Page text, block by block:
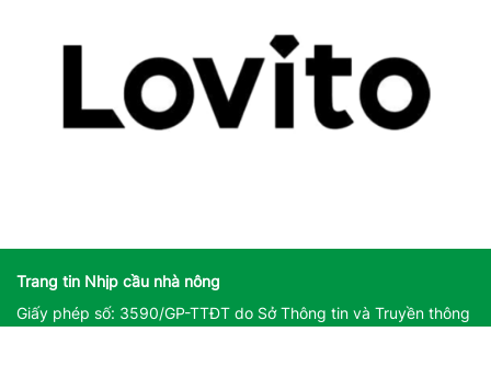
Trang tin Nhịp cầu nhà nông
Giấy phép số: 3590/GP-TTĐT do Sở Thông tin và Truyền thông